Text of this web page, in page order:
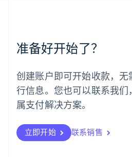
准备好开始了？
创建账户即可开始收款，
行信息。您也可以联系我
属支付解决方案。
立即开始 联系销售
English
葡萄牙
日本
日本語 English
瑞典
SvenskaEnglish
Deutsch FrançaisItaliano English
塞浦路斯